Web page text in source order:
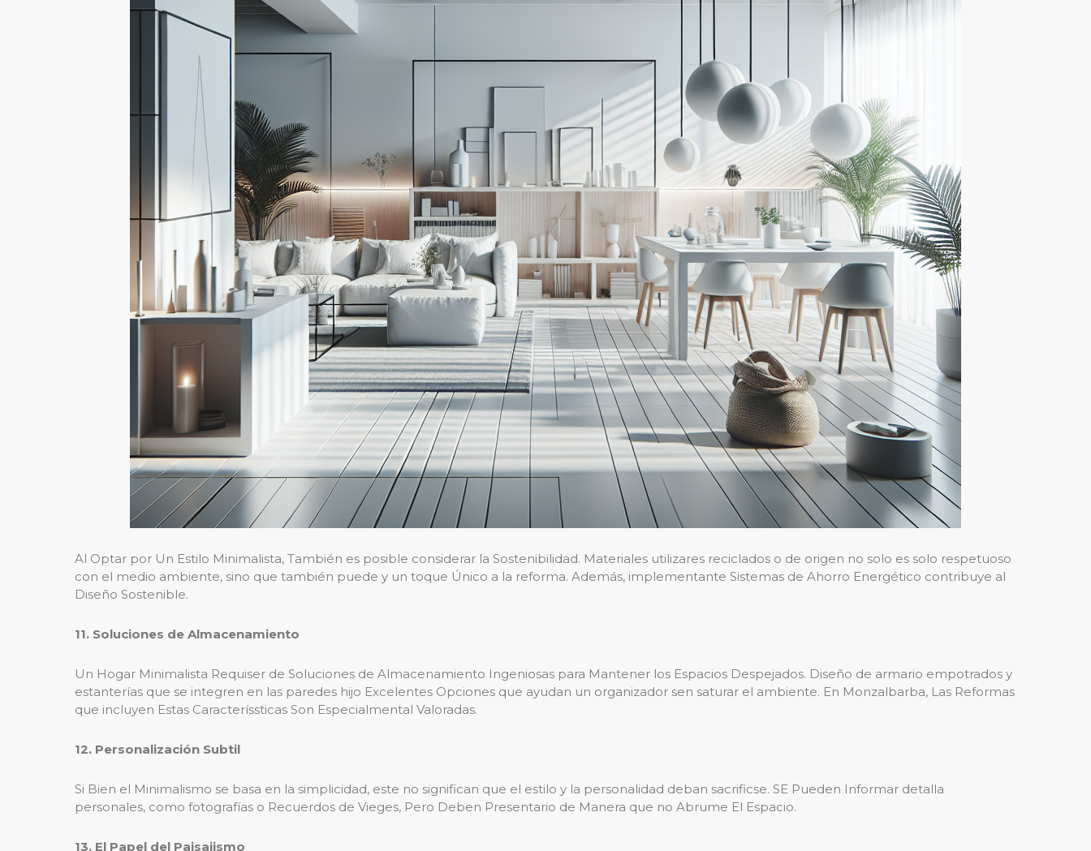
Al Optar por Un Estilo Minimalista, También es posible considerar la Sostenibilidad. Materiales utilizares reciclados o de origen no solo es solo respetuoso
con el medio ambiente, sino que también puede y un toque Único a la reforma. Además, implementante Sistemas de Ahorro Energético contribuye al
Diseño Sostenible.
11. Soluciones de Almacenamiento
Un Hogar Minimalista Requiser de Soluciones de Almacenamiento Ingeniosas para Mantener los Espacios Despejados. Diseño de armario empotrados y
estanterías que se integren en las paredes hijo Excelentes Opciones que ayudan un organizador sen saturar el ambiente. En Monzalbarba, Las Reformas
que incluyen Estas Caracteríssticas Son Especialmental Valoradas.
12. Personalización Subtil
Si Bien el Minimalismo se basa en la simplicidad, este no significan que el estilo y la personalidad deban sacrificse. SE Pueden Informar detalla
personales, como fotografías o Recuerdos de Vieges, Pero Deben Presentario de Manera que no Abrume El Espacio.
13. El Papel del Paisajismo